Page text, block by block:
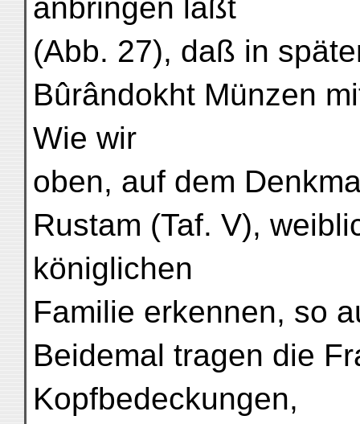
anbringen läßt
(Abb. 27), daß in
Bûrândokht Münzen
Wie wir
oben, auf dem
Rustam (Taf. V),
königlichen
Familie erkennen, so
Beidemal tragen die
Kopfbedeckungen,